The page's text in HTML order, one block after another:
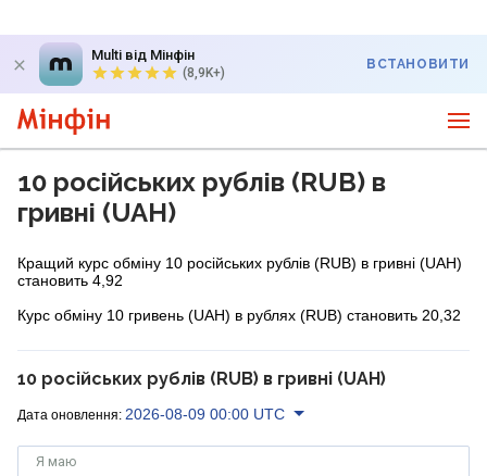
Multi від Мінфін
(8,9K+)
ВСТАНОВИТИ
10 російських рублів (RUB) в
гривні (UAH)
Кращий курс обміну 10 російських рублів (RUB) в гривні (UAH)
становить 4,92
Курс обміну 10 гривень (UAH) в рублях (RUB) становить 20,32
10 російських рублів (RUB) в гривні (UAH)
Дата оновлення: 2026-08-09 00:00 UTC
Я маю